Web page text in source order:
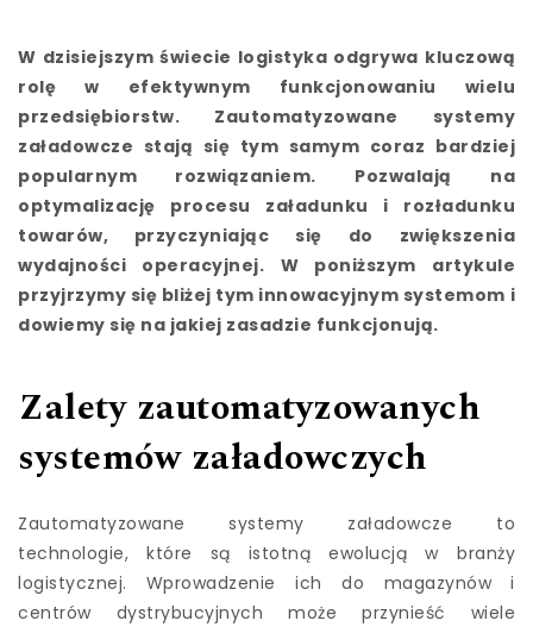
W dzisiejszym świecie logistyka odgrywa kluczową
rolę w efektywnym funkcjonowaniu wielu
przedsiębiorstw. Zautomatyzowane systemy
załadowcze stają się tym samym coraz bardziej
popularnym rozwiązaniem. Pozwalają na
optymalizację procesu załadunku i rozładunku
towarów, przyczyniając się do zwiększenia
wydajności operacyjnej. W poniższym artykule
przyjrzymy się bliżej tym innowacyjnym systemom i
dowiemy się na jakiej zasadzie funkcjonują.
Zalety zautomatyzowanych
systemów załadowczych
Zautomatyzowane systemy załadowcze to
technologie, które są istotną ewolucją w branży
logistycznej. Wprowadzenie ich do magazynów i
centrów dystrybucyjnych może przynieść wiele